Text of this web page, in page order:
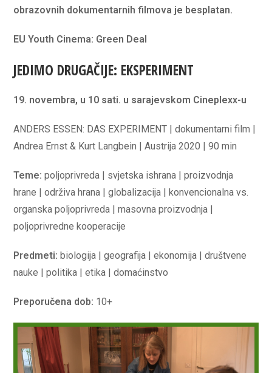
obrazovnih dokumentarnih filmova je besplatan.
EU Youth Cinema: Green Deal
JEDIMO DRUGAČIJE: EKSPERIMENT
19. novembra, u 10 sati. u sarajevskom Cineplexx-u
ANDERS ESSEN: DAS EXPERIMENT | dokumentarni film |
Andrea Ernst & Kurt Langbein | Austrija 2020 | 90 min
Teme:poljoprivreda | svjetska ishrana | proizvodnja
hrane | održiva hrana | globalizacija | konvencionalna vs.
organska poljoprivreda | masovna proizvodnja |
poljoprivredne kooperacije
Predmeti: biologija | geografija | ekonomija | društvene
nauke | politika | etika | domaćinstvo
Preporučena dob: 10+